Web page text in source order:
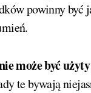
powinny być
może być
te bywają